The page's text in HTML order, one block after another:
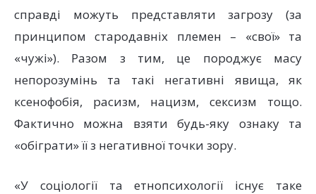
справді можуть представляти загрозу (за
принципом стародавніх племен – «свої» та
«чужі»). Разом з тим, це породжує масу
непорозумінь та такі негативні явища, як
ксенофобія, расизм, нацизм, сексизм тощо.
Фактично можна взяти будь-яку ознаку та
«обіграти» її з негативної точки зору.
«У соціології та етнопсихології існує таке